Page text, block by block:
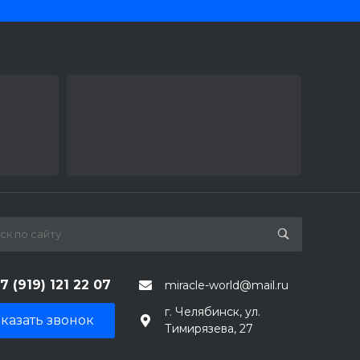
(919) 121 22 07 miracle-world@mail.ru
звонок
г. Челябинск, ул.
Тимирязева, 27